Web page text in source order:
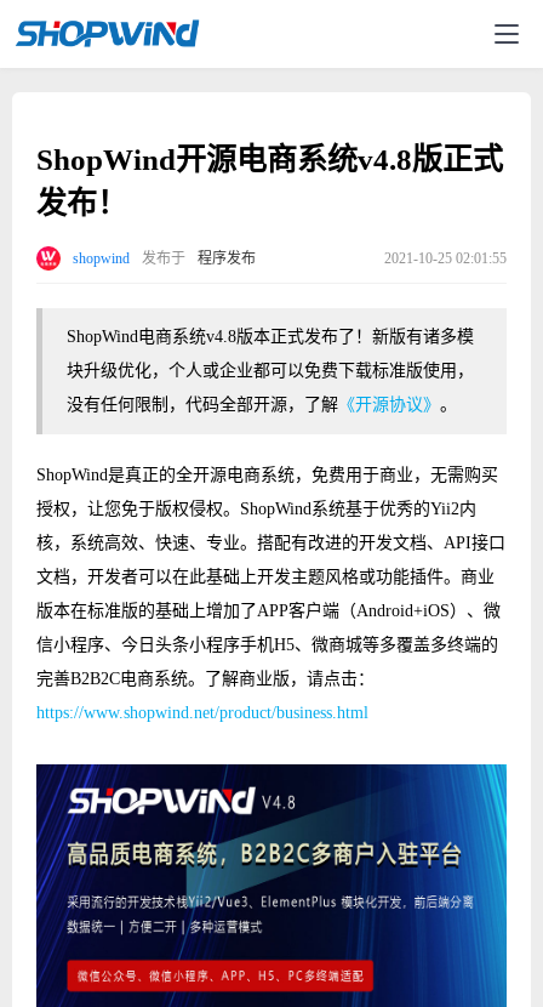
ShopWind开源电商系统v4.8版正式
发布！
shopwind 发布于 程序发布 2021-10-25 02:01:55
ShopWind电商系统v4.8版本正式发布了！新版有诸多模
块升级优化，个人或企业都可以免费下载标准版使用，
没有任何限制，代码全部开源，了解 《开源协议》 。
ShopWind是真正的全开源电商系统，免费用于商业，无需购买
授权，让您免于版权侵权。ShopWind系统基于优秀的Yii2内
核，系统高效、快速、专业。搭配有改进的开发文档、API接口
文档，开发者可以在此基础上开发主题风格或功能插件。商业
版本在标准版的基础上增加了APP客户端（Android+iOS）、微
信小程序、今日头条小程序手机H5、微商城等多覆盖多终端的
完善B2B2C电商系统。了解商业版，请点击：
https://www.shopwind.net/product/business.html